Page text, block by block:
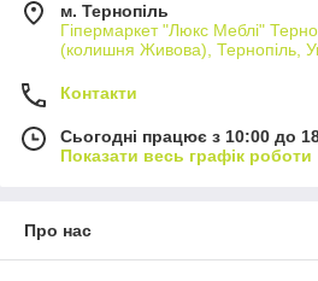
м. Тернопіль
Гіпермаркет "Люкс Меблі"
(колишня Живова), Тернопіль,
Контакти
Сьогодні працює з 10:00 до
Показати весь графік роботи
Про нас